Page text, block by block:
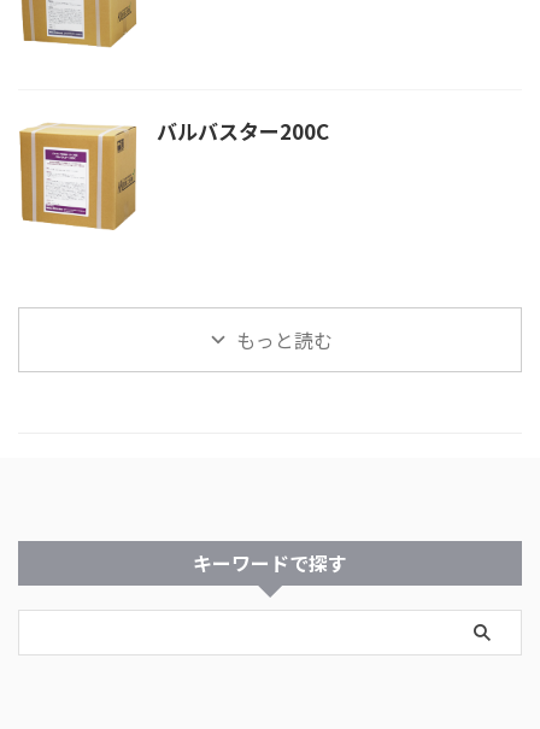
バルバスター200C
もっと読む
キーワードで探す